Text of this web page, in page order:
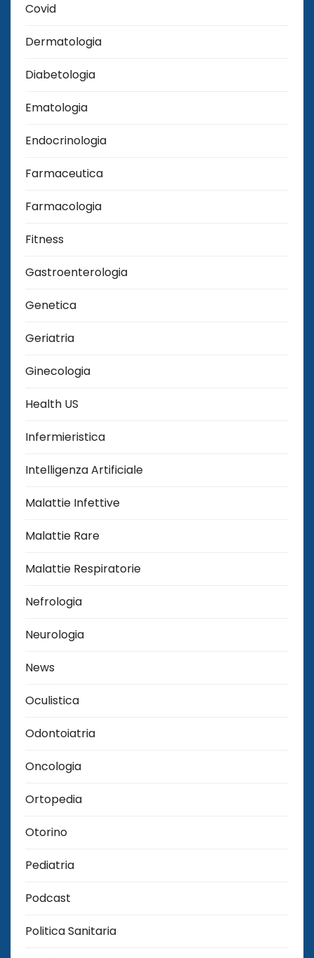
Covid
Dermatologia
Diabetologia
Ematologia
Endocrinologia
Farmaceutica
Farmacologia
Fitness
Gastroenterologia
Genetica
Geriatria
Ginecologia
Health US
Infermieristica
Intelligenza Artificiale
Malattie Infettive
Malattie Rare
Malattie Respiratorie
Nefrologia
Neurologia
News
Oculistica
Odontoiatria
Oncologia
Ortopedia
Otorino
Pediatria
Podcast
Politica Sanitaria